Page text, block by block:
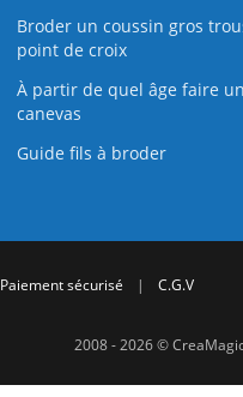
Broder un coussin gros
point de croix
À partir de quel âge faire un
canevas
Guide fils à broder
Paiement sécurisé | C.G.V
2008 - 2026 ©